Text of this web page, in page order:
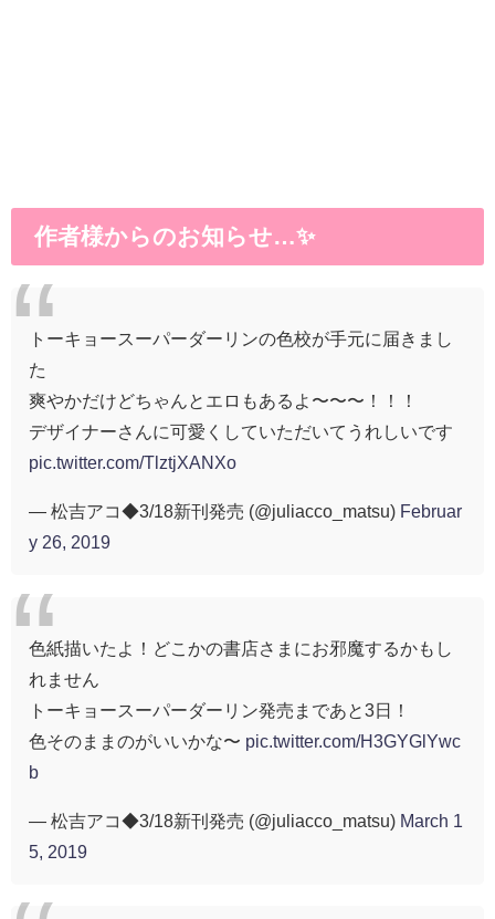
作者様からのお知らせ…✨
トーキョースーパーダーリンの色校が手元に届きまし
た
爽やかだけどちゃんとエロもあるよ〜〜〜！！！
デザイナーさんに可愛くしていただいてうれしいです
pic.twitter.com/TlztjXANXo
— 松吉アコ◆3/18新刊発売 (@juliacco_matsu) Februar
y 26, 2019
色紙描いたよ！どこかの書店さまにお邪魔するかもし
れません
トーキョースーパーダーリン発売まであと3日！
色そのままのがいいかな〜 pic.twitter.com/H3GYGlYwc
b
— 松吉アコ◆3/18新刊発売 (@juliacco_matsu) March 1
5, 2019